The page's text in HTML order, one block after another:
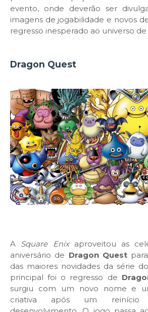
evento, onde deverão ser
imagens de jogabilidade e novos
regresso inesperado ao universo de
Dragon Quest
A Square Enixaproveitou as
aniversário de Dragon Quest
das maiores novidades da série
principal foi o regresso de
surgiu com um novo nome e
criativa após um reinício